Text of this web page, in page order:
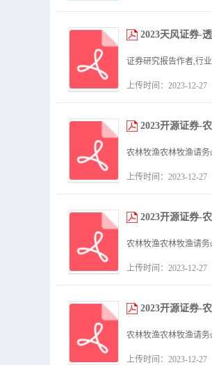
2023天风证券-
上传时间：2023-12-27
2023开源证券-
上传时间：2023-12-27
2023开源证券-
上传时间：2023-12-27
2023开源证券-
上传时间：2023-12-27